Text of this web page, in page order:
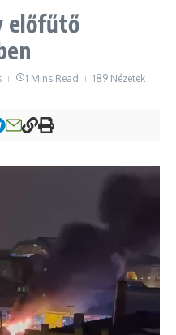
előfűtő
1 Mins Read
189 Nézetek